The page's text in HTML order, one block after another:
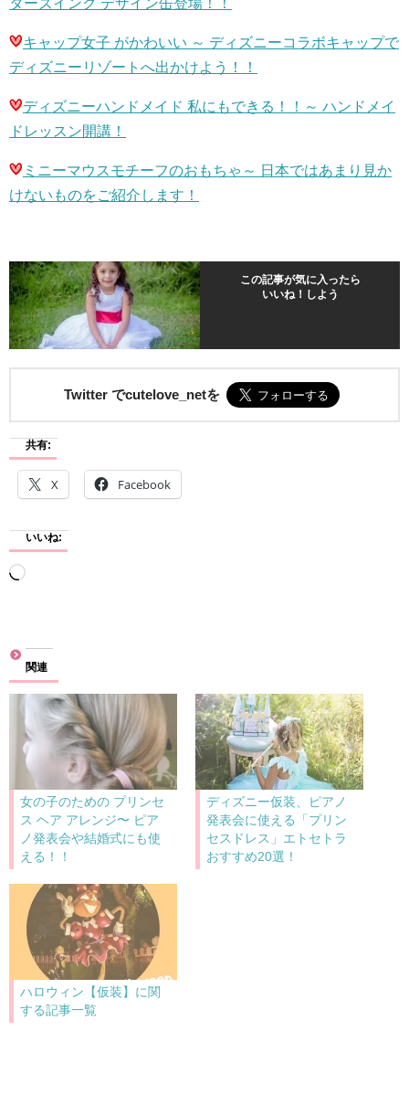
キャップ女子 がかわいい ～ ディズニーコラボキャップで
ディズニーリゾートへ出かけよう！！
ディズニーハンドメイド 私にもできる！！～ ハンドメイ
ドレッスン開講！
ミニーマウスモチーフのおもちゃ～ 日本ではあまり見か
けないものをご紹介します！
この記事が気に入ったら
いいね！しよう
Twitter でcutelove_netを
共有:
X Facebook
いいね:
読
み
中…
関連
女の子のための プリンセ
ス ヘア アレンジ〜 ピア
ノ発表会や結婚式にも使
える！！
ディズニー仮装、ピアノ
発表会に使える「プリン
セスドレス」エトセトラ
おすすめ20選！
ハロウィン【仮装】に関
する記事一覧